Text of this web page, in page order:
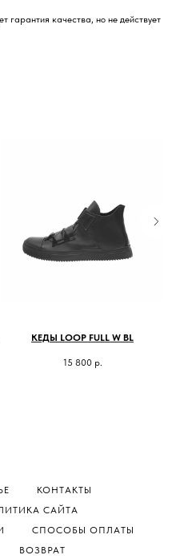
гарантия качества, но не действует
КЕДЫ LOOP FULL W BL
15 800 р.
КОНТАКТЫ
САЙТА
СПОСОБЫ ОПЛАТЫ
ВОЗВРАТ